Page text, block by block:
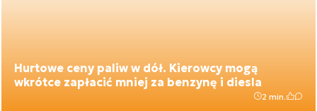
Hurtowe ceny paliw w dół. Kierowcy mogą
wkrótce zapłacić mniej za benzynę i diesla
2 min.